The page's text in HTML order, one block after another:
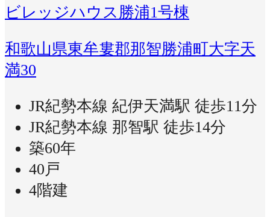
ビレッジハウス勝浦1号棟
和歌山県東牟婁郡那智勝浦町大字天
満30
JR紀勢本線 紀伊天満駅 徒歩11分
JR紀勢本線 那智駅 徒歩14分
築60年
40戸
4階建